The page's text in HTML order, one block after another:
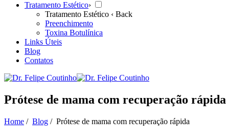
Tratamento Estético›
Tratamento Estético ‹ Back
Preenchimento
Toxina Botulínica
Links Úteis
Blog
Contatos
Prótese de mama com recuperação rápida
Home / Blog / Prótese de mama com recuperação rápida